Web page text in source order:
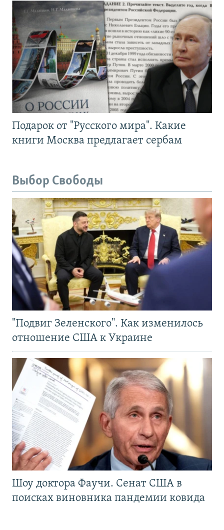
Подарок от "Русского мира". Какие
книги Москва предлагает сербам
Выбор Свободы
"Подвиг Зеленского". Как изменилось
отношение США к Украине
Шоу доктора Фаучи. Сенат США в
поисках виновника пандемии ковида